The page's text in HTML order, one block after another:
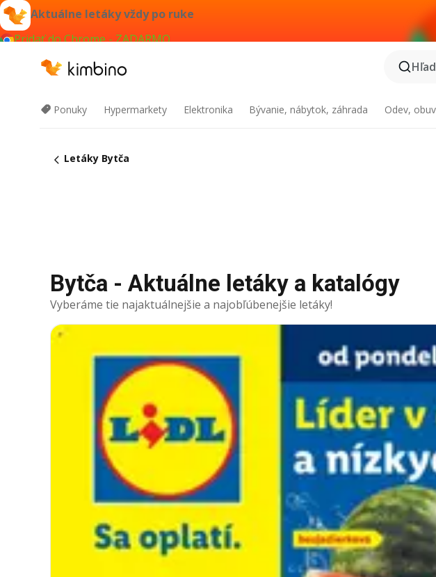
Aktuálne letáky vždy po ruke
Pridať do Chrome - ZADARMO
Ponuky Hypermarkety Elektronika Bývanie, nábytok, záhrada Odev,
Letáky Bytča
Bytča - Aktuálne letáky a katalógy
Vyberáme tie najaktuálnejšie a najobľúbenejšie letáky!